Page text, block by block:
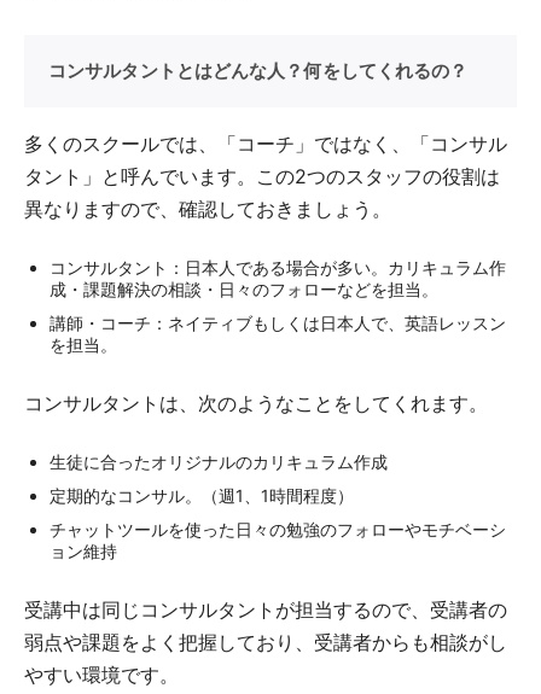
コンサルタントとはどんな人？何をしてくれるの？
多くのスクールでは、「コーチ」ではなく、「コンサル
タント」と呼んでいます。この2つのスタッフの役割は
異なりますので、確認しておきましょう。
コンサルタント：日本人である場合が多い。カリキュラム作
成・課題解決の相談・日々のフォローなどを担当。
講師・コーチ：ネイティブもしくは日本人で、英語レッスン
を担当。
コンサルタントは、次のようなことをしてくれます。
生徒に合ったオリジナルのカリキュラム作成
定期的なコンサル。（週1、1時間程度）
チャットツールを使った日々の勉強のフォローやモチベーシ
ョン維持
受講中は同じコンサルタントが担当するので、受講者の
弱点や課題をよく把握しており、受講者からも相談がし
やすい環境です。